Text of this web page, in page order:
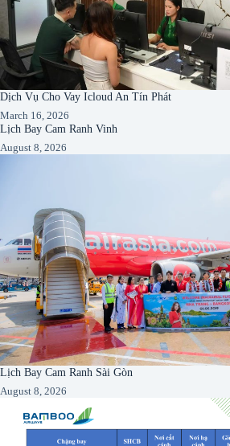
Dịch Vụ Cho Vay Icloud An Tín Phát
March 16, 2026
Lịch Bay Cam Ranh Vinh
August 8, 2026
Lịch Bay Cam Ranh Sài Gòn
August 8, 2026